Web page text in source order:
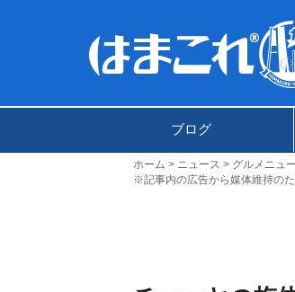
ブログ
ホーム ニュース
グルメニュ
※記事内の広告から媒体維持の